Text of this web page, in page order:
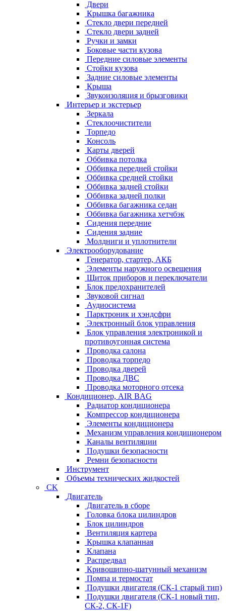
Двери
Крышка багажника
Стекло двери передней
Стекло двери задней
Ручки и замки
Боковые части кузова
Передние силовые элементы
Стойки кузова
Задние силовые элементы
Крыша
Звукоизоляция и брызговики
Интерьер и экстерьер
Зеркала
Стеклоочистители
Торпедо
Консоль
Карты дверей
Оббивка потолка
Оббивка передней стойки
Оббивка средней стойки
Оббивка задней стойки
Оббивка задней полки
Оббивка багажника седан
Оббивка багажника хетчбэк
Сидения передние
Сидения задние
Молдниги и уплотнители
Электрооборудование
Генератор, стартер, АКБ
Элементы наружного освещения
Щиток приборов и переключатели
Блок предохранителей
Звуковой сигнал
Аудиосистема
Парктроник и хэндсфри
Электронный блок управления
Блок управления электроникой и
противоугонная система
Проводка салона
Проводка торпедо
Проводка дверей
Проводка ДВС
Проводка моторного отсека
Кондиционер, AIR BAG
Радиатор кондиционера
Компрессор кондиционера
Элементы кондиционера
Механизм управления кондиционером
Каналы вентиляции
Подушки безопасности
Ремни безопасности
Инструмент
Объемы технических жидкостей
CK
Двигатель
Двигатель в сборе
Головка блока цилиндров
Блок цилиндров
Вентиляция картера
Крышка клапанная
Клапана
Распредвал
Кривошипно-шатунный механизм
Помпа и термостат
Подушки двигателя (СК-1 старый тип)
Подушки двигателя (СК-1 новый тип,
СК-2, СК-1F)